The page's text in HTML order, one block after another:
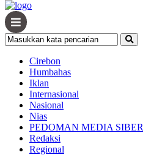
Cirebon
Humbahas
Iklan
Internasional
Nasional
Nias
PEDOMAN MEDIA SIBER
Redaksi
Regional